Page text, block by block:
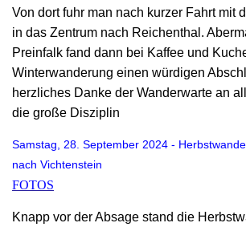
Von dort fuhr man nach kurzer Fahrt mit
in das Zentrum nach Reichenthal.
Preinfalk fand dann bei Kaffee und
Winterwanderung einen würdigen
herzliches Danke der Wanderwarte an
die große Disziplin
Samstag, 28. September 2024 -
nach Vichtenstein
FOTOS
Knapp vor der Absage stand die